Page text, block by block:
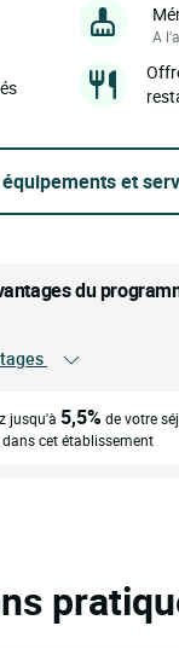
A
et
du
jusqu'à 5,5%de votre
cet établissement